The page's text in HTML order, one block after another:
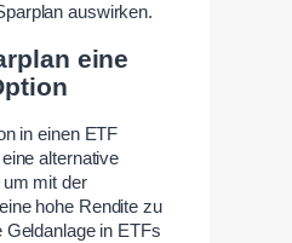
auswirken.
eine
in einen ETF
alternative
mit der
hohe Rendite zu
Geldanlage in ETFs